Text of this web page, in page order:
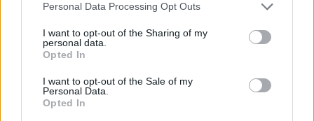
Please note that this website/app uses one or more Google
not limited to your visit or usage behaviour. You may click to
grant or deny consent to Google and its third-party tags to
use your data for below specified purposes in below Google
consent section.
Personal Data Processing Opt Outs
I want to opt-out of the Sharing of my
personal data.
Opted In
I want to opt-out of the Sale of my
Personal Data.
Opted In
Σλοβακία – απόπειρα δολοφονίας Φίτσο:
Ενδείξεις πως ο δράστης είχε συνεργό